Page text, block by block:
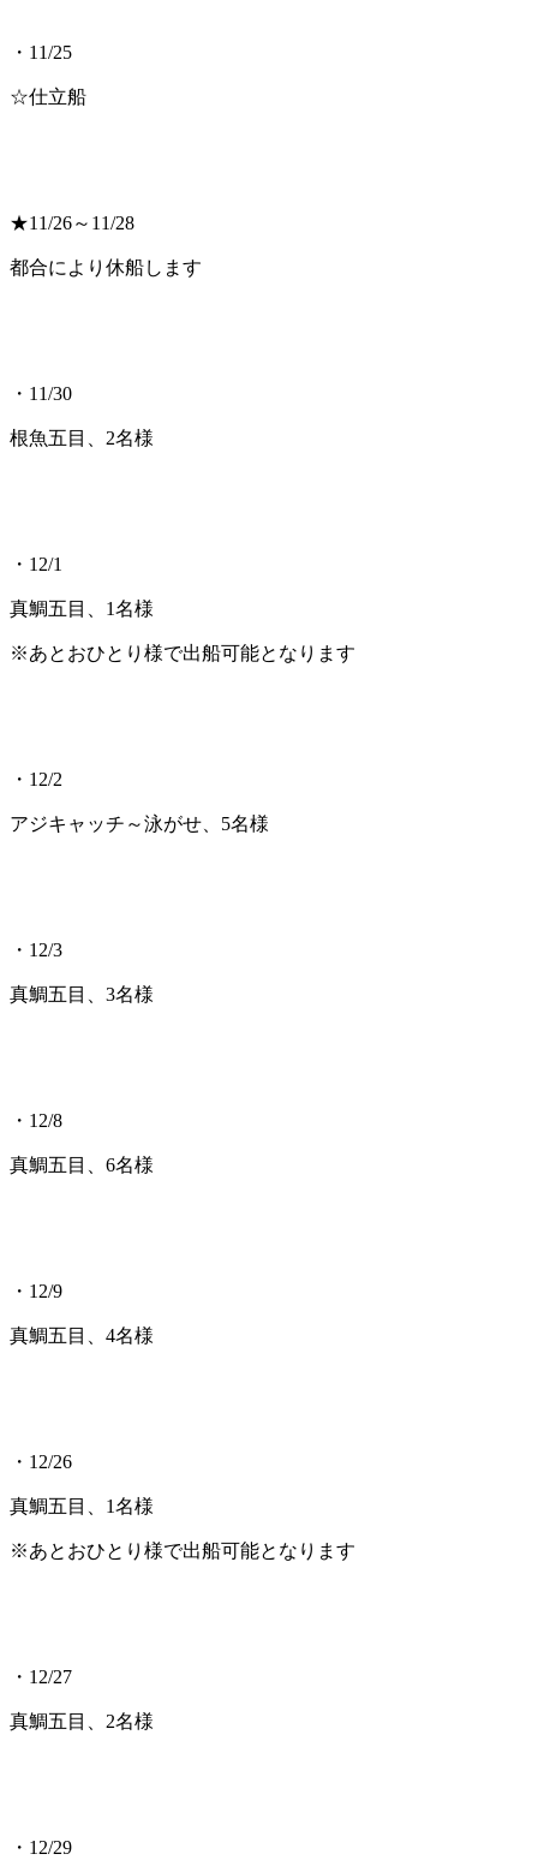
・11/25
☆仕立船
★11/26～11/28
都合により休船します
・11/30
根魚五目、2名様
・12/1
真鯛五目、1名様
※あとおひとり様で出船可能となります
・12/2
アジキャッチ～泳がせ、5名様
・12/3
真鯛五目、3名様
・12/8
真鯛五目、6名様
・12/9
真鯛五目、4名様
・12/26
真鯛五目、1名様
※あとおひとり様で出船可能となります
・12/27
真鯛五目、2名様
・12/29